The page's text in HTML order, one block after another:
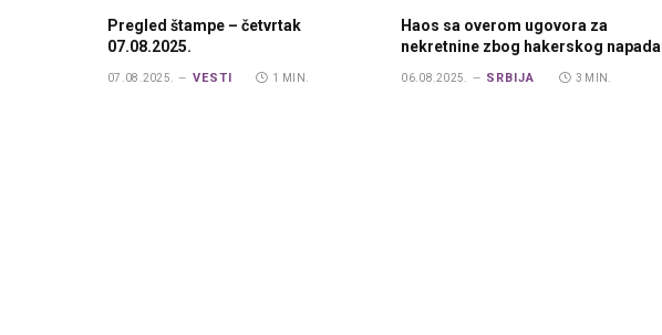
Pregled štampe – četvrtak
07.08.2025.
07.08.2025. VESTI 1 MIN.
Haos sa overom ugovora za
nekretnine zbog hakerskog napada
06.08.2025. SRBIJA 3 MIN.